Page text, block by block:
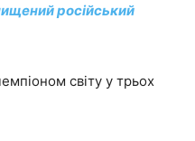
російський
світу у трьох